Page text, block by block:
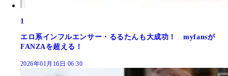
1
エロ系インフルエンサー・るるたんも大成功！ myfansが
FANZAを超える！
2026年01月16日 06:30